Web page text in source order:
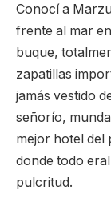
Conocí a
frente al mar
buque,
zapatillas
jamás vestido
señorío,
mejor hotel del
donde todo
pulcritud.